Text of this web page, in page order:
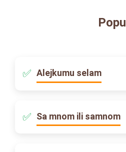
Alejkumu selam
Sa mnom ili samnom